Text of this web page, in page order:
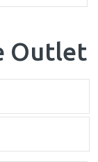
Outlet